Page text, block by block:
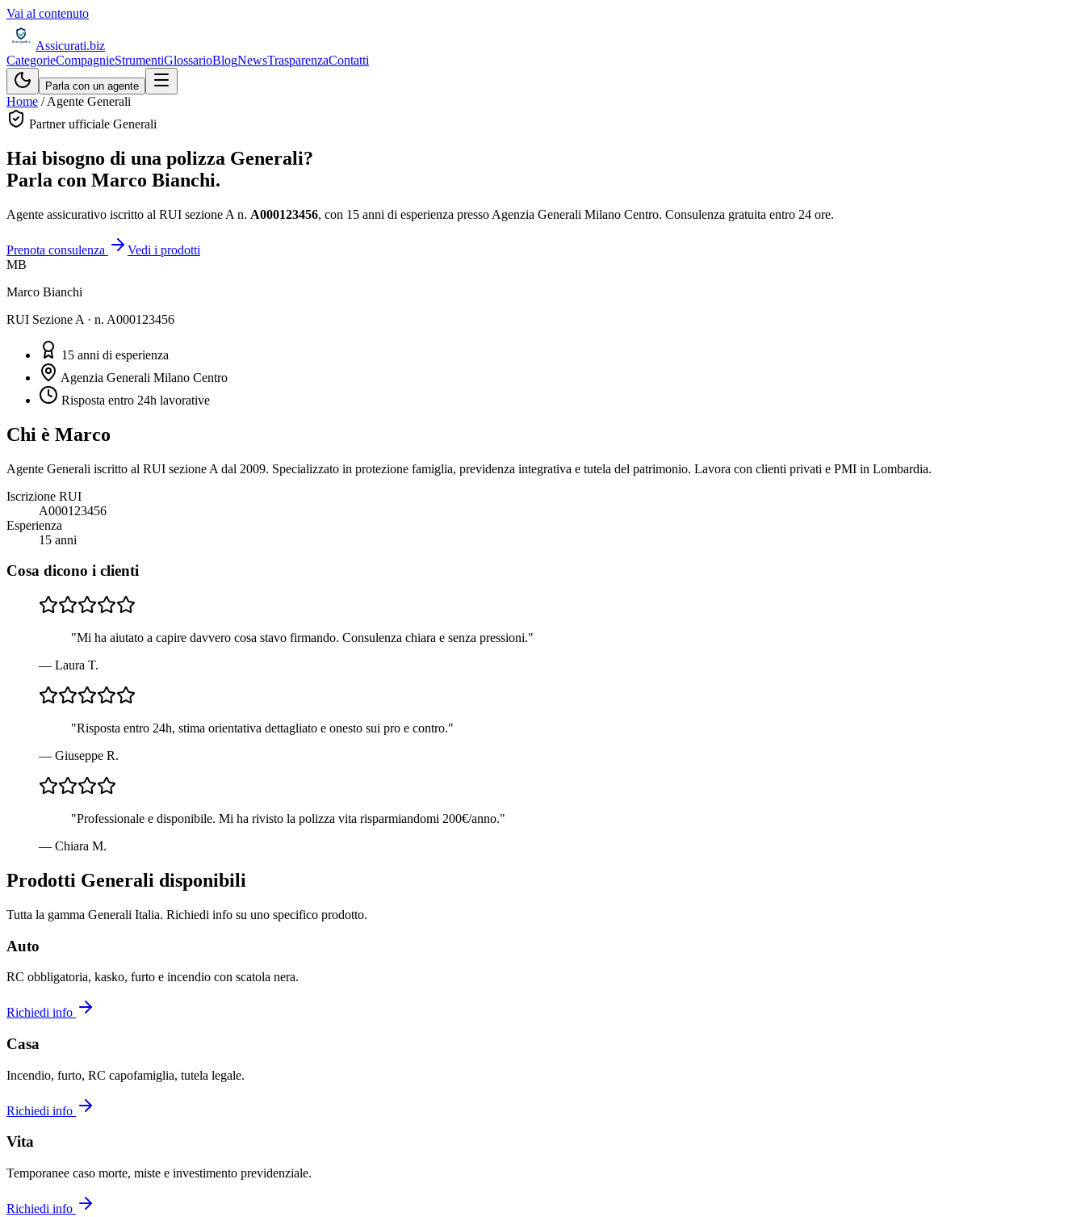
Vai al contenuto
Assicurati.biz
CategorieCompagnieStrumentiGlossarioBlogNewsTrasparenzaContatti
Parla con un agente
Home / Agente Generali
Partner ufficiale Generali
Hai bisogno di una polizza Generali?
Parla con Marco Bianchi.
Agente assicurativo iscritto al RUI sezione A n. A000123456, con 15 anni di esperienza presso Agenzia Generali Milano Centro. Consulenza gratuita entro 24 ore.
Prenota consulenza
Vedi i prodotti
MB
Marco Bianchi
RUI Sezione A · n. A000123456
15 anni di esperienza
Agenzia Generali Milano Centro
Risposta entro 24h lavorative
Chi è Marco
Agente Generali iscritto al RUI sezione A dal 2009. Specializzato in protezione famiglia, previdenza integrativa e tutela del patrimonio. Lavora con clienti privati e PMI in Lombardia.
Iscrizione RUI
A000123456
Esperienza
15 anni
Cosa dicono i clienti
"Mi ha aiutato a capire davvero cosa stavo firmando. Consulenza chiara e senza pressioni."
— Laura T.
"Risposta entro 24h, stima orientativa dettagliato e onesto sui pro e contro."
— Giuseppe R.
"Professionale e disponibile. Mi ha rivisto la polizza vita risparmiandomi 200€/anno."
— Chiara M.
Prodotti Generali disponibili
Tutta la gamma Generali Italia. Richiedi info su uno specifico prodotto.
Auto
RC obbligatoria, kasko, furto e incendio con scatola nera.
Richiedi info
Casa
Incendio, furto, RC capofamiglia, tutela legale.
Richiedi info
Vita
Temporanee caso morte, miste e investimento previdenziale.
Richiedi info